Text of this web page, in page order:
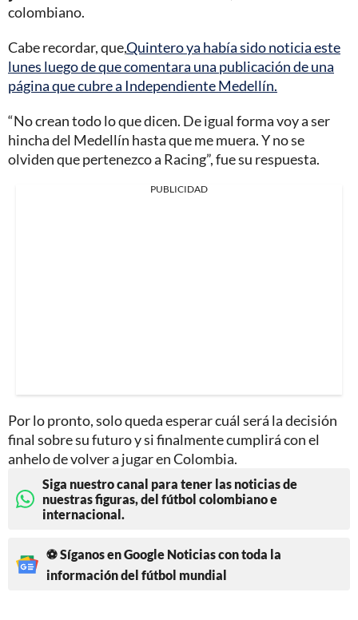
colombiano.
Cabe recordar, que,Quintero ya había sido noticia este
lunes luego de que comentara una publicación de una
página que cubre a Independiente Medellín.
“No crean todo lo que dicen. De igual forma voy a ser
hincha del Medellín hasta que me muera. Y no se
olviden que pertenezco a Racing”, fue su respuesta.
PUBLICIDAD
Por lo pronto, solo queda esperar cuál será la decisión
final sobre su futuro y si finalmente cumplirá con el
anhelo de volver a jugar en Colombia.
Siga nuestro canal para tener las noticias de
nuestras figuras, del fútbol colombiano e
internacional.
⚽ Síganos en Google Noticias con toda la
información del fútbol mundial